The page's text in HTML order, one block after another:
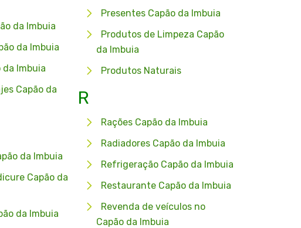
da Imbuia
da Imbuia
da Imbuia
Capão da
da Imbuia
Capão da
da Imbuia
Presentes Capão da Imbuia
Produtos de Limpeza Capão
da Imbuia
Produtos Naturais
R
Rações Capão da Imbuia
Radiadores Capão da Imbuia
Refrigeração Capão da Imbuia
Restaurante Capão da Imbuia
Revenda de veículos no
Capão da Imbuia